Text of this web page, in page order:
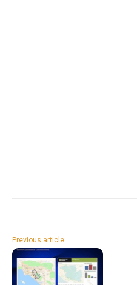
Previous article